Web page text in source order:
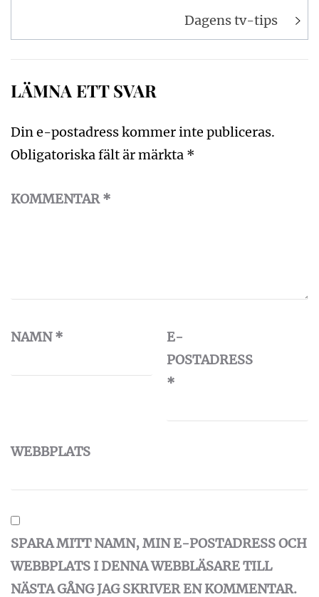
Dagens tv-tips
LÄMNA ETT SVAR
Din e-postadress kommer inte publiceras.
Obligatoriska fält är märkta *
KOMMENTAR*
NAMN*
E-
POSTADRESS
*
WEBBPLATS
SPARA MITT NAMN, MIN E-POSTADRESS OCH
WEBBPLATS I DENNA WEBBLÄSARE TILL
NÄSTA GÅNG JAG SKRIVER EN KOMMENTAR.